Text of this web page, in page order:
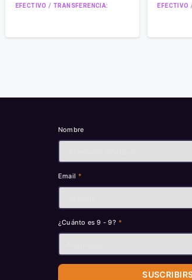
EFECTIVO / TRANSFERENCIA: EFECTIVO
Nombre
Email *
¿Cuánto es 9 - 9? *